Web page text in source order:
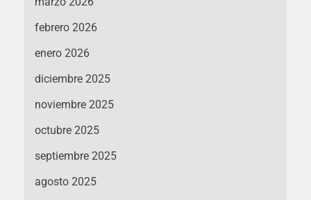
febrero 2026
enero 2026
diciembre 2025
noviembre 2025
octubre 2025
septiembre 2025
agosto 2025